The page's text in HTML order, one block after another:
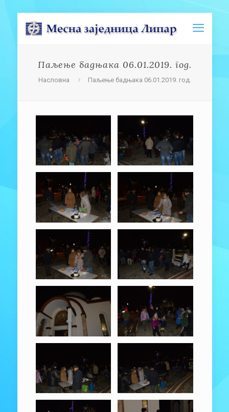
Паљење бадњака 06.01.2019. год.
Насловна Паљење бадњака 06.01.2019. год.